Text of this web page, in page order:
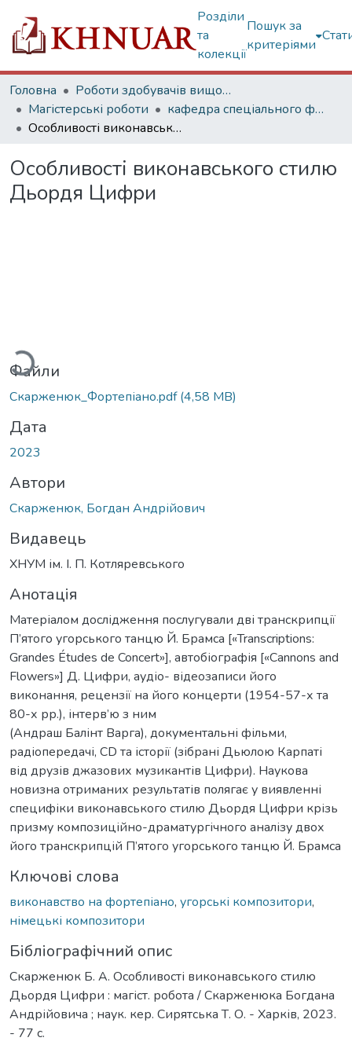
Розділи
та
колекції
Пошук за
критеріями
Головна
Роботи здобувачів вищої освіти
Магістерські роботи
кафедра спеціального фортепіано
Особливості виконавського стилю Дьордя Цифри
Особливості виконавського стилю
Дьордя Цифри
Файли
Скарженюк_Фортепіано.pdf(4,58 MB)
Дата
2023
Автори
Скарженюк, Богдан Андрійович
Видавець
ХНУМ ім. І. П. Котляревського
Анотація
Матеріалом дослідження послугували дві транскрипції
П’ятого угорського танцю Й. Брамса [«Transcriptions:
Grandes Études de Concert»], автобіографія [«Cannons and
Flowers»] Д. Цифри, аудіо- відеозаписи його
виконання, рецензії на його концерти (1954-57-х та
80-х рр.), інтерв’ю з ним
(Андраш Балінт Варга), документальні фільми,
радіопередачі, CD та історії (зібрані Дьюлою Карпаті
від друзів джазових музикантів Цифри). Наукова
новизна отриманих результатів полягає у виявленні
специфіки виконавського стилю Дьордя Цифри крізь
призму композиційно-драматургічного аналізу двох
його транскрипцій П’ятого угорського танцю Й. Брамса
Ключові слова
виконавство на фортепіано, угорські композитори,
німецькі композитори
Бібліографічний опис
Скарженюк Б. А. Особливості виконавського стилю
Дьордя Цифри : магіст. робота / Скарженюка Богдана
Андрійовича ; наук. кер. Сирятська Т. О. - Харків, 2023.
- 77 с.